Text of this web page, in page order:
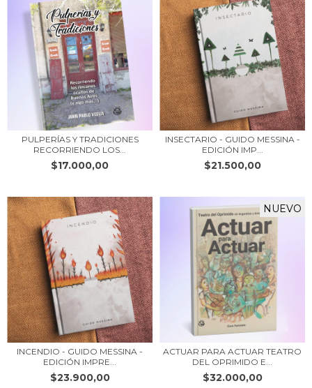
PULPERÍAS Y TRADICIONES
RECORRIENDO LOS...
$17.000,00
INSECTARIO - GUIDO MESSINA -
EDICIÓN IMP...
$21.500,00
INCENDIO - GUIDO MESSINA -
EDICIÓN IMPRE...
$23.900,00
NUEVO
ACTUAR PARA ACTUAR TEATRO
DEL OPRIMIDO E...
$32.000,00